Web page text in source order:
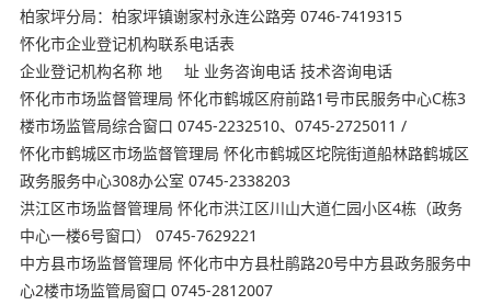
柏家坪分局：柏家坪镇谢家村永连公路旁 0746-7419315
怀化市企业登记机构联系电话表
企业登记机构名称 地 址 业务咨询电话 技术咨询电话
怀化市市场监督管理局 怀化市鹤城区府前路1号市民服务中心C栋3
楼市场监管局综合窗口 0745-2232510、0745-2725011 /
怀化市鹤城区市场监督管理局 怀化市鹤城区坨院街道船林路鹤城区
政务服务中心308办公室 0745-2338203
洪江区市场监督管理局 怀化市洪江区川山大道仁园小区4栋（政务
中心一楼6号窗口） 0745-7629221
中方县市场监督管理局 怀化市中方县杜鹃路20号中方县政务服务中
心2楼市场监管局窗口 0745-2812007